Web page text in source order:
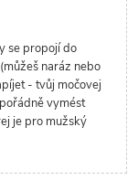
se propojí do
naráz nebo
- tvůj močovej
vymést
je pro mužský